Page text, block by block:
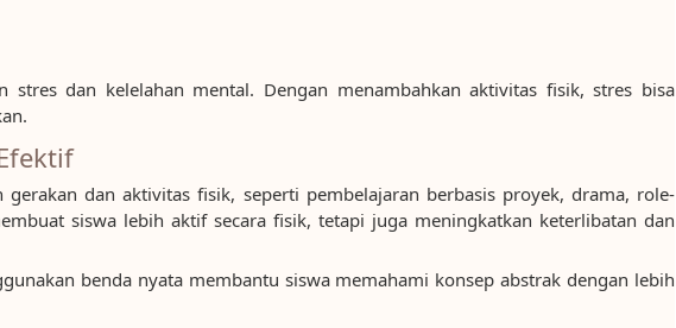
dan kelelahan mental. Dengan menambahkan aktivitas fisik, stres bisa
dan aktivitas fisik, seperti pembelajaran berbasis proyek, drama, role-
siswa lebih aktif secara fisik, tetapi juga meningkatkan keterlibatan dan
benda nyata membantu siswa memahami konsep abstrak dengan lebih